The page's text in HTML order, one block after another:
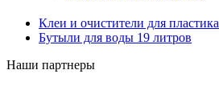
Клеи и очистители для пластика
Бутыли для воды 19 литров
Наши партнеры